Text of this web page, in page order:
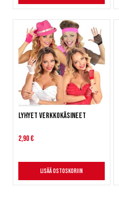
Lyhyet verkkokäsineet
2,90 €
Lisää ostoskoriin